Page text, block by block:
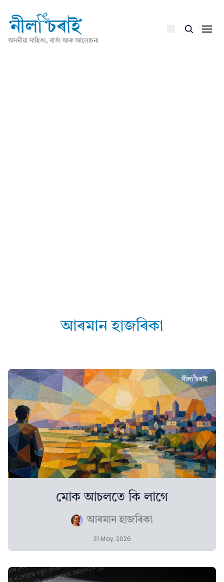
অসমীয়া সাহিত্য, বাৰ্তা আৰু আলোচনা
আৰমান হাজৰিকা
মোক আচলতে কি লাগে
আৰমান হাজৰিকা
31 May, 2026